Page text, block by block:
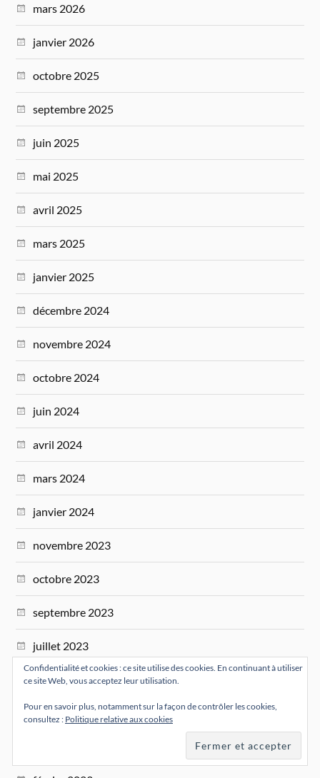
mars 2026
janvier 2026
octobre 2025
septembre 2025
juin 2025
mai 2025
avril 2025
mars 2025
janvier 2025
décembre 2024
novembre 2024
octobre 2024
juin 2024
avril 2024
mars 2024
janvier 2024
novembre 2023
octobre 2023
septembre 2023
juillet 2023
juin 2023
avril 2023
Confidentialité et cookies : ce site utilise des cookies. En continuant à utiliser
ce site Web, vous acceptez leur utilisation.
Pour en savoir plus, notamment sur la façon de contrôler les cookies,
consultez : Politique relative aux cookies